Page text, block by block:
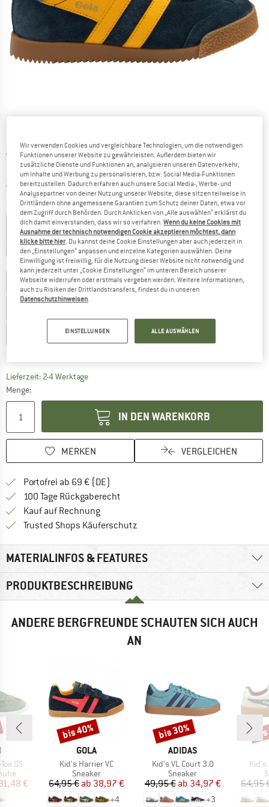
Ursprünglicher Preis :
64,95€
Preis:
38,97€ inkl. MwSt.
zzgl. VersandkostenInformationen zu den Versandkosten. Öffnet sich in
Farbe:Navy / Sun / Santorini
30% 35% 40%
Größe wählen:
UK8K UK9K UK10K UK11K UK11,5K
Lieferzeit: 2-4 WerktageDer Link öffnet sich in einer Infobox und
Menge:
IN DEN WARENKORB
MERKEN VERGLEICHEN
Portofrei ab 69 € (DE)
100 Tage Rückgaberecht
Kauf auf RechnungFinde die Zahlungs-Infos hier! Öffnet
Trusted Shops Käuferschutz
MATERIALINFOS & FEATURES
PRODUKTBESCHREIBUNG
ANDERE BERGFREUNDE SCHAUTEN SICH AUCH
AN
DS
Preis
€
MARKE
GOLA
Artikel
Kid's Harrier VC
Produktgruppe
Sneaker
Preis
64,95 € reduzierter Preis
ab 38,97 €
+4
Rabatt
bis 40%
MARKE
ADIDAS
Artikel
Kid's VL Court 3.0
Produktgruppe
Sneaker
Preis
49,95 € reduzierter Preis
ab 34,97 €
+3
Rabatt
bis 30%
Kid's
64,95
Wir verwenden Cookies und vergleichbare Technologien, um die notwendigen
Funktionen unserer Website zu gewährleisten. Außerdem bieten wir
zusätzliche Dienste und Funktionen an, analysieren unseren Datenverkehr,
um Inhalte und Werbung zu personalisieren, bzw. Social Media-Funktionen
bereitzustellen. Dadurch erfahren auch unsere Social Media-, Werbe- und
Analysepartner von deiner Nutzung unserer Website; diese sitzen teilweise in
Drittländern ohne angemessene Garantien zum Schutz deiner Daten, etwa vor
dem Zugriff durch Behörden. Durch Anklicken von „Alle auswählen“ erklärst du
dich damit einverstanden, dass wir so verfahren.Wenn du keine Cookies mit
Ausnahme der technisch notwendigen Cookie akzeptieren möchtest, dann
klicke bitte hier . Du kannst deine Cookie Einstellungen aber auch jederzeit in
den „Einstellungen“ anpassen und einzelne Kategorien auswählen. Deine
Einwilligung ist freiwillig, für die Nutzung dieser Website nicht notwendig und
kann jederzeit unter „Cookie Einstellungen“ im unteren Bereich unserer
Webseite widerrufen oder erstmals vergeben werden. Weitere Informationen,
auch zu Risiken der Drittlandstransfers, findest du in unseren
Datenschutzhinweisen
EINSTELLUNGEN ALLE AUSWÄHLEN